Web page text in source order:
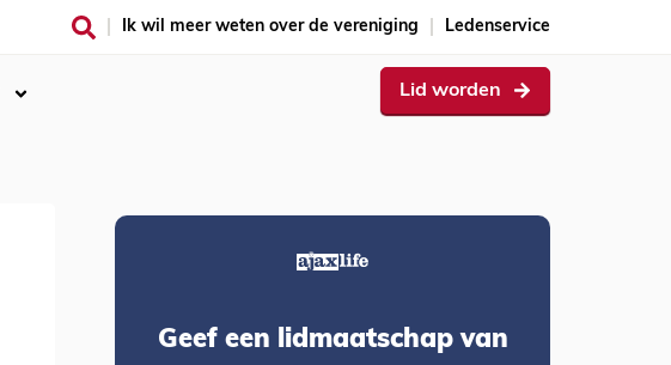
Ik wil meer weten over de vereniging Ledenservice
Lid worden
Geef een lidmaatschap van